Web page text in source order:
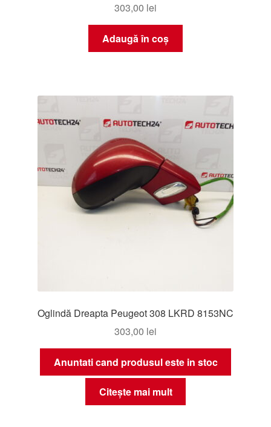
303,00 lei
Adaugă în coș
Oglindă Dreapta Peugeot 308 LKRD 8153NC
303,00 lei
Anuntati cand produsul este in stoc
Citește mai mult